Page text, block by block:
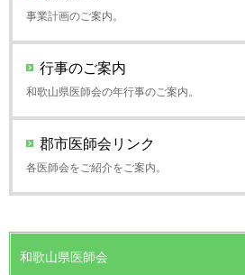
事業計画のご案内。
行事のご案内
和歌山県医師会の年行事のご案内。
郡市医師会リンク
各医師会をご紹介をご案内。
和歌山県医師会